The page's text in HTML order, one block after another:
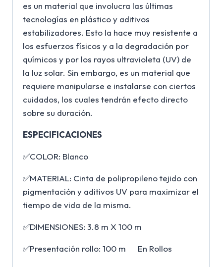
es un material que involucra las últimas
tecnologías en plástico y aditivos
estabilizadores. Esto la hace muy resistente a
los esfuerzos físicos y a la degradación por
químicos y por los rayos ultravioleta (UV) de
la luz solar. Sin embargo, es un material que
requiere manipularse e instalarse con ciertos
cuidados, los cuales tendrán efecto directo
sobre su duración.
ESPECIFICACIONES
✅COLOR: Blanco
✅MATERIAL: Cinta de polipropileno tejido con
pigmentación y aditivos UV para maximizar el
tiempo de vida de la misma.
✅DIMENSIONES: 3.8 m X 100 m
✅Presentación rollo: 100 m En Rollos